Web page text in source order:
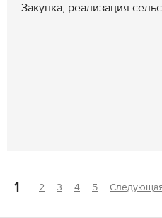
Закупка, реализация
1 2 3 4 5